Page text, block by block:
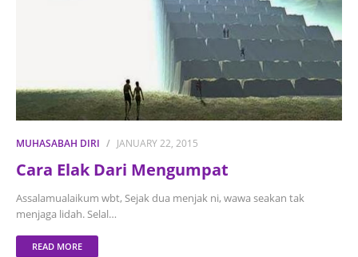
MUHASABAH DIRI JANUARY 22, 2015
Cara Elak Dari Mengumpat
Assalamualaikum wbt, Sejak dua menjak ni, wawa seakan tak
menjaga lidah. Selal…
READ MORE